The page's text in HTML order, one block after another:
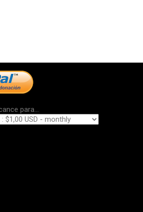
para...